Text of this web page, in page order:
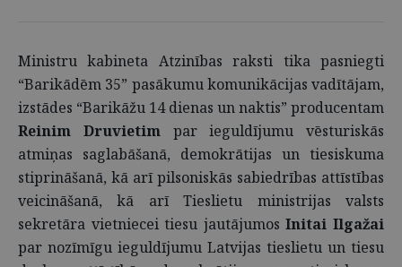
Ministru kabineta Atzinības raksti tika pasniegti
“Barikādēm 35” pasākumu komunikācijas vadītājam,
izstādes “Barikāžu 14 dienas un naktis” producentam
Reinim Druvietimpar ieguldījumu vēsturiskās
atmiņas saglabāšanā, demokrātijas un tiesiskuma
stiprināšanā, kā arī pilsoniskās sabiedrības attīstības
veicināšanā, kā arī Tieslietu ministrijas valsts
sekretāra vietniecei tiesu jautājumosInitai Ilgažai
par nozīmīgu ieguldījumu Latvijas tieslietu un tiesu